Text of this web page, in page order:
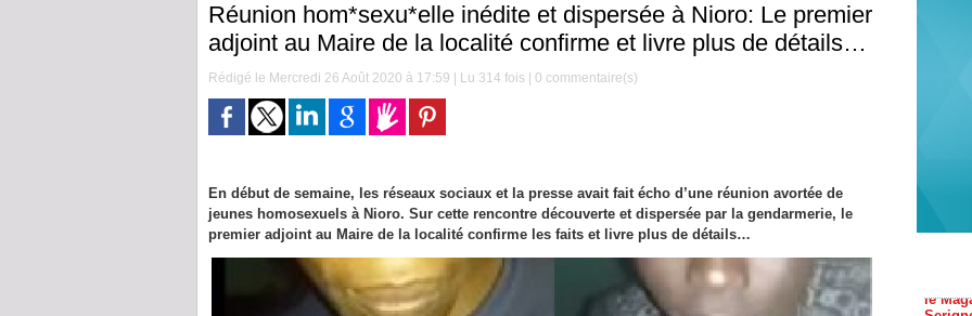
Réunion hom*sexu*elle inédite et dispersée à Nioro: Le premier
adjoint au Maire de la localité confirme et livre plus de détails…
Rédigé le Mercredi 26 Août 2020 à 17:59 | Lu 314 fois | 0 commentaire(s)
En début de semaine, les réseaux sociaux et la presse avait fait écho d’une réunion avortée de
jeunes homosexuels à Nioro. Sur cette rencontre découverte et dispersée par la gendarmerie, le
premier adjoint au Maire de la localité confirme les faits et livre plus de détails…
le